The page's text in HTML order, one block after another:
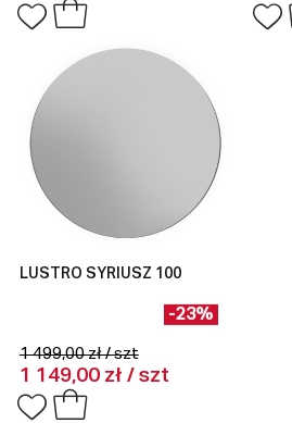
LUSTRO SYRIUSZ 100
1 499,00 zł / szt
1 149,00 zł / szt
-23%